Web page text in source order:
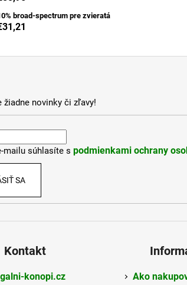
broad-spectrum pre zvieratá
žiadne novinky či zľavy!
mailu súhlasíte s podmienkami ochrany
SA
Kontakt
konopi.cz Ako